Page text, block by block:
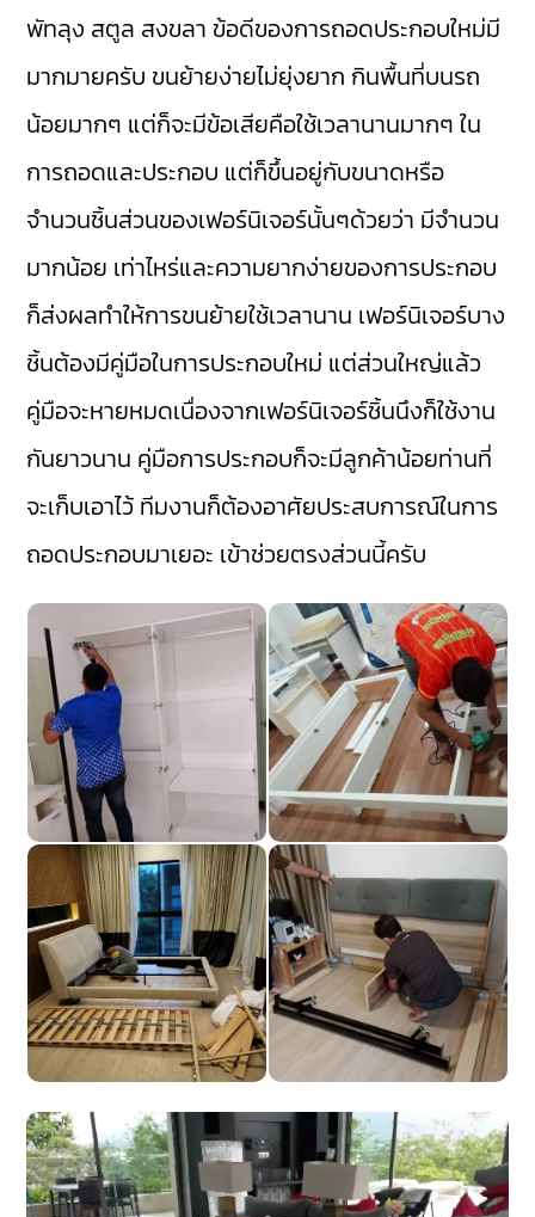
พัทลุง สตูล สงขลา ข้อดีของการถอดประกอบใหม่มี
มากมายครับ ขนย้ายง่ายไม่ยุ่งยาก กินพื้นที่บนรถ
น้อยมากๆ แต่ก็จะมีข้อเสียคือใช้เวลานานมากๆ ใน
การถอดและประกอบ แต่ก็ขึ้นอยู่กับขนาดหรือ
จำนวนชิ้นส่วนของเฟอร์นิเจอร์นั้นๆด้วยว่า มีจำนวน
มากน้อย เท่าไหร่และความยากง่ายของการประกอบ
ก็ส่งผลทำให้การขนย้ายใช้เวลานาน เฟอร์นิเจอร์บาง
ชิ้นต้องมีคู่มือในการประกอบใหม่ แต่ส่วนใหญ่แล้ว
คู่มือจะหายหมดเนื่องจากเฟอร์นิเจอร์ชิ้นนึงก็ใช้งาน
กันยาวนาน คู่มือการประกอบก็จะมีลูกค้าน้อยท่านที่
จะเก็บเอาไว้ ทีมงานก็ต้องอาศัยประสบการณ์ในการ
ถอดประกอบมาเยอะ เข้าช่วยตรงส่วนนี้ครับ